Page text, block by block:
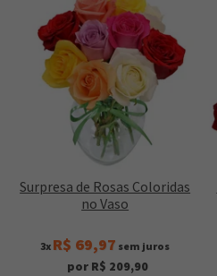
Surpresa de Rosas Coloridas
no Vaso
3x R$ 69,97 sem juros
por R$ 209,90